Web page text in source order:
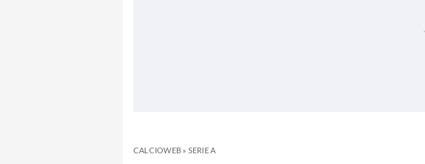
CALCIOWEB» SERIE A